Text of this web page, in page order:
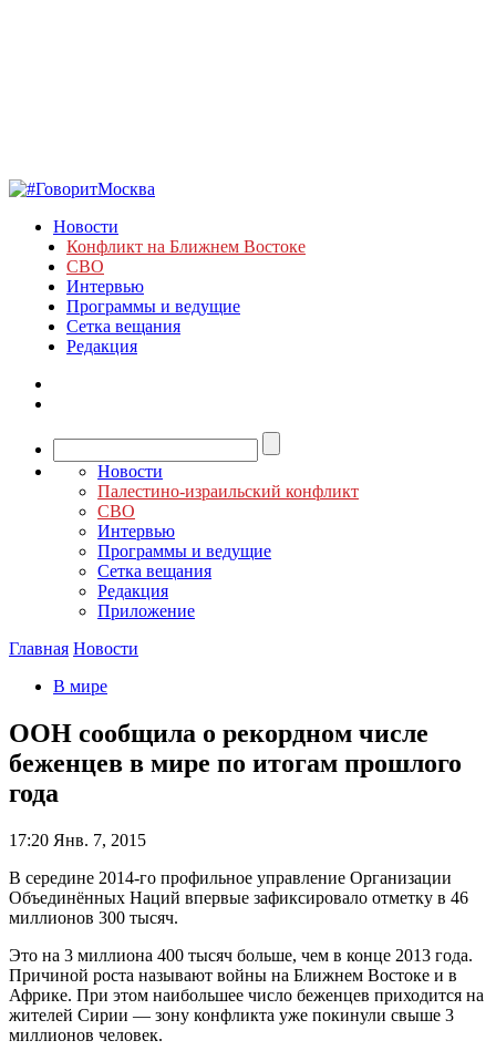
Новости
Конфликт на Ближнем Востоке
СВО
Интервью
Программы и ведущие
Сетка вещания
Редакция
Новости
Палестино-израильский конфликт
СВО
Интервью
Программы и ведущие
Сетка вещания
Редакция
Приложение
Главная Новости
В мире
ООН сообщила о рекордном числе
беженцев в мире по итогам прошлого
года
17:20 Янв. 7, 2015
В середине 2014-го профильное управление Организации
Объединённых Наций впервые зафиксировало отметку в 46
миллионов 300 тысяч.
Это на 3 миллиона 400 тысяч больше, чем в конце 2013 года.
Причиной роста называют войны на Ближнем Востоке и в
Африке. При этом наибольшее число беженцев приходится на
жителей Сирии — зону конфликта уже покинули свыше 3
миллионов человек.